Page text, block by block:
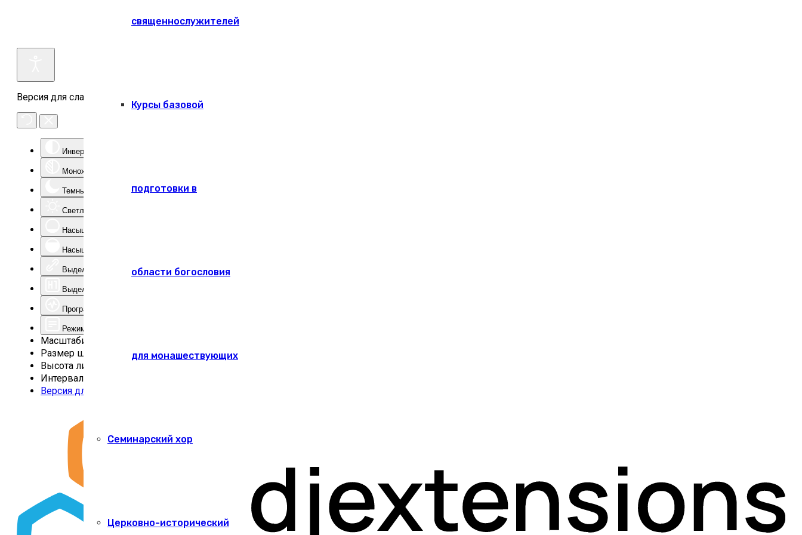
Версия для слабовидящих
Инверсия цвета
Монохром
Темный контраст
Светлый контраст
Насыщенность -
Насыщенность +
Выделить ссылки
Выделить заголовки
Программа для чтения с экрана
Режим чтения
Масштабирование
Размер шрифта
%
Высота линии
Интервал
Версия для слабовидящих
священнослужителей
Курсы базовой
подготовки в
области богословия
для монашествующих
Семинарский хор
Церковно-исторический